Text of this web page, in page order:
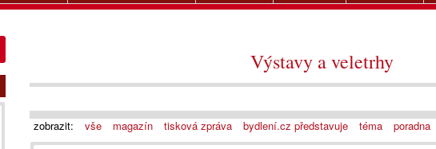
Výstavy a veletrhy
zobrazit: vše magazín tisková zpráva bydlení.cz představuje téma poradna